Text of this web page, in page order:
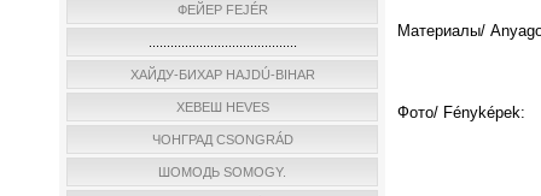
ФЕЙЕР FEJÉR
ХАЙДУ-БИХАР HAJDÚ-BIHAR
ХЕВЕШ HEVES
ЧОНГРАД CSONGRÁD
ШОМОДЬ SOMOGY.
Материалы/
Фото/ Fényképek: